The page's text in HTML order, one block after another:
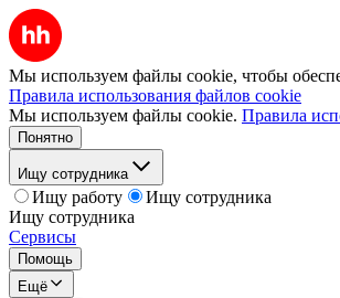
Мы используем файлы cookie, чтобы
Правила использования файлов cookie
Мы используем файлы cookie. Правила
Понятно
Ищу сотрудника
Ищу работу
Ищу сотрудника
Ищу сотрудника
Сервисы
Помощь
Ещё